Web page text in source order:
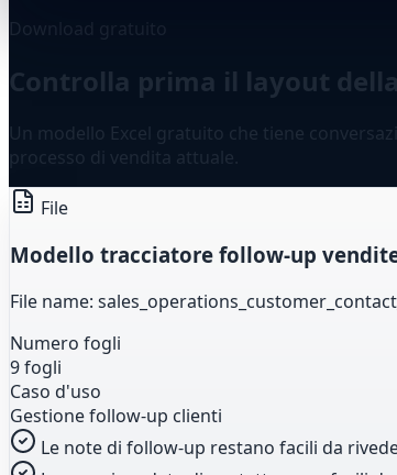
Controlla prima il layout
Un modello Excel gratuito che tiene
processo di vendita attuale.
File
Modello tracciatore follow-up
File name:
Numero fogli
9 fogli
Caso d'uso
Gestione follow-up clienti
Le note di follow-up restano facili da